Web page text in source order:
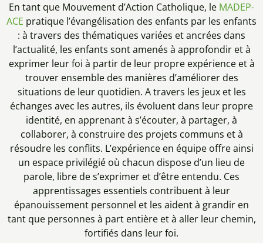
En tant que Mouvement d’Action Catholique, le MADEP-
ACE pratique l’évangélisation des enfants par les enfants
: à travers des thématiques variées et ancrées dans
l’actualité, les enfants sont amenés à approfondir et à
exprimer leur foi à partir de leur propre expérience et à
trouver ensemble des manières d’améliorer des
situations de leur quotidien. A travers les jeux et les
échanges avec les autres, ils évoluent dans leur propre
identité, en apprenant à s’écouter, à partager, à
collaborer, à construire des projets communs et à
résoudre les conflits. L’expérience en équipe offre ainsi
un espace privilégié où chacun dispose d’un lieu de
parole, libre de s’exprimer et d’être entendu. Ces
apprentissages essentiels contribuent à leur
épanouissement personnel et les aident à grandir en
tant que personnes à part entière et à aller leur chemin,
fortifiés dans leur foi.